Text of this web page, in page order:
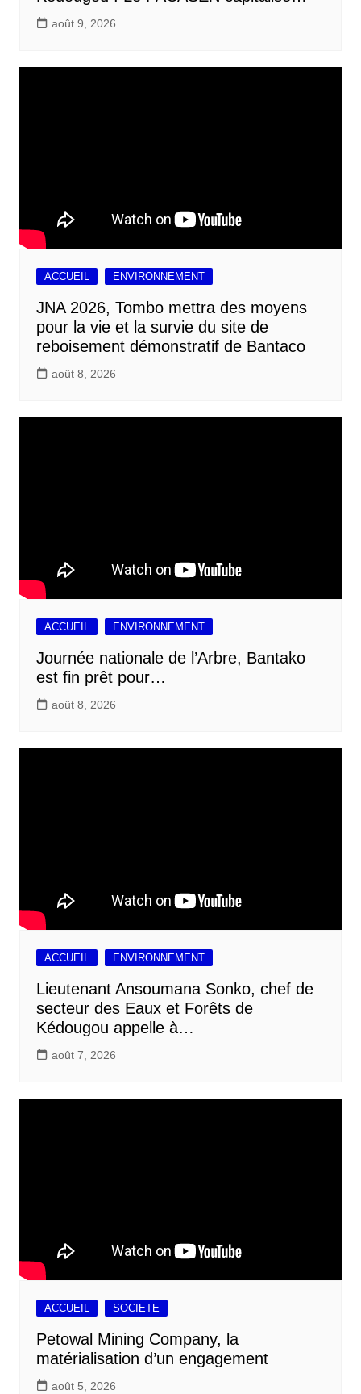
août 9, 2026
ACCUEIL ENVIRONNEMENT
JNA 2026, Tombo mettra des moyens
pour la vie et la survie du site de
reboisement démonstratif de Bantaco
août 8, 2026
ACCUEIL ENVIRONNEMENT
Journée nationale de l’Arbre, Bantako
est fin prêt pour…
août 8, 2026
ACCUEIL ENVIRONNEMENT
Lieutenant Ansoumana Sonko, chef de
secteur des Eaux et Forêts de
Kédougou appelle à…
août 7, 2026
ACCUEIL SOCIETE
Petowal Mining Company, la
matérialisation d’un engagement
août 5, 2026